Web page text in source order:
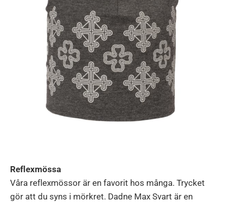
Reflexmössa
Våra reflexmössor är en favorit hos många. Trycket
gör att du syns i mörkret. Dadne Max Svart är en